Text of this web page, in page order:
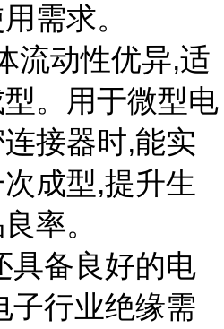
需求。
流动性优异,适
。用于微型电
接器时,能实
成型,提升生
率。
具备良好的电
子行业绝缘需